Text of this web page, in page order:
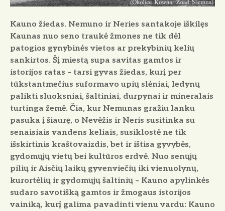
Kauno žiedas. Nemuno ir Neries santakoje iškilęs
Kaunas nuo seno traukė žmones ne tik dėl
patogios gynybinės vietos ar prekybinių kelių
sankirtos. Šį miestą supa savitas gamtos ir
istorijos ratas – tarsi gyvas žiedas, kurį per
tūkstantmečius suformavo upių slėniai, ledynų
palikti sluoksniai, šaltiniai, durpynai ir mineralais
turtinga žemė. Čia, kur Nemunas gražiu lanku
pasuka į šiaurę, o Nevėžis ir Neris susitinka su
senaisiais vandens keliais, susiklostė ne tik
išskirtinis kraštovaizdis, bet ir ištisa gyvybės,
gydomųjų vietų bei kultūros erdvė. Nuo senųjų
pilių ir Aisčių laikų gyvenviečių iki vienuolynų,
kurortėlių ir gydomųjų šaltinių – Kauno apylinkės
sudaro savotišką gamtos ir žmogaus istorijos
vainiką, kurį galima pavadinti vienu vardu: Kauno